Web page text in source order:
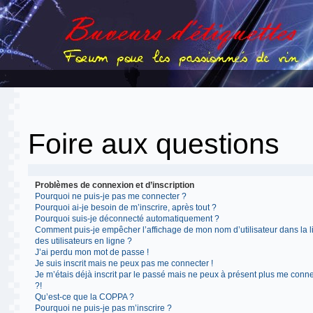
Foire aux questions
Problèmes de connexion et d’inscription
Pourquoi ne puis-je pas me connecter ?
Pourquoi ai-je besoin de m’inscrire, après tout ?
Pourquoi suis-je déconnecté automatiquement ?
Comment puis-je empêcher l’affichage de mon nom d’utilisateur dans la
des utilisateurs en ligne ?
J’ai perdu mon mot de passe !
Je suis inscrit mais ne peux pas me connecter !
Je m’étais déjà inscrit par le passé mais ne peux à présent plus me
?!
Qu’est-ce que la COPPA ?
Pourquoi ne puis-je pas m’inscrire ?